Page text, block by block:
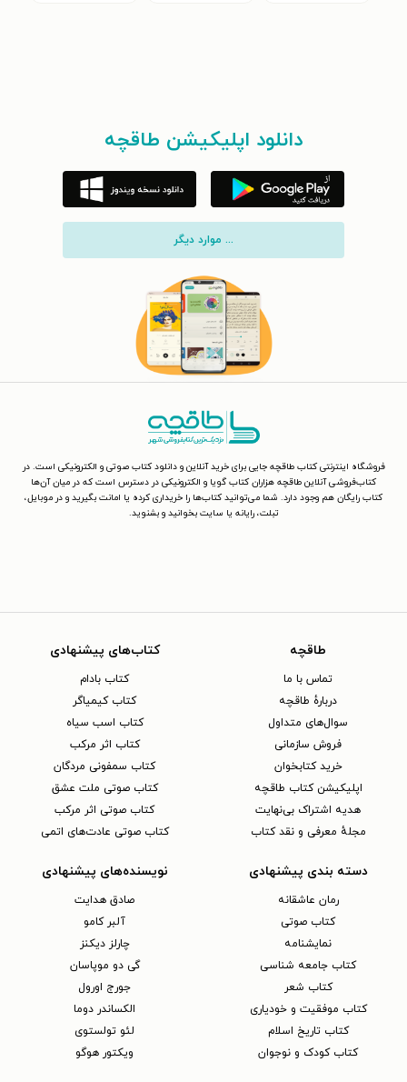
دانلود اپلیکیشن طاقچه
... موارد دیگر
فروشگاه اینترنتی کتاب طاقچه جایی برای خرید آنلاین و دانلود کتاب صوتی و الکترونیکی است. در
کتاب‌فروشی آنلاین طاقچه هزاران کتاب گویا و الکترونیکی در دسترس است که در میان آن‌ها
کتاب رایگان هم وجود دارد. شما می‌توانید کتاب‌ها را خریداری کرده یا امانت بگیرید و در موبایل،
تبلت، رایانه یا سایت بخوانید و بشنوید.
طاقچه
تماس با ما
دربارهٔ طاقچه
سوال‌های متداول
فروش سازمانی
خرید کتابخوان
اپلیکیشن کتاب طاقچه
هدیه اشتراک بی‌نهایت
مجلهٔ معرفی و نقد کتاب
کتاب‌های پیشنهادی
کتاب بادام
کتاب کیمیاگر
کتاب اسب سیاه
کتاب اثر مرکب
کتاب سمفونی مردگان
کتاب صوتی ملت عشق
کتاب صوتی اثر مرکب
کتاب صوتی عادت‌های اتمی
دسته بندی پیشنهادی
رمان عاشقانه
کتاب‌ صوتی
نمایشنامه
کتاب جامعه شناسی
کتاب شعر
کتاب موفقیت و خودیاری
کتاب تاریخ اسلام
کتاب کودک و نوجوان
نویسنده‌های پیشنهادی
صادق هدایت
آلبر کامو
چارلز دیکنز
گی دو موپاسان
جورج اورول
الکساندر دوما
لئو تولستوی
ویکتور هوگو